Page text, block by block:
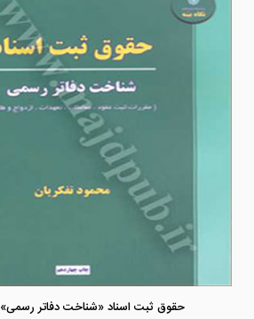
حقوق ثبت اسناد «شناخت دفاتر رسمی»